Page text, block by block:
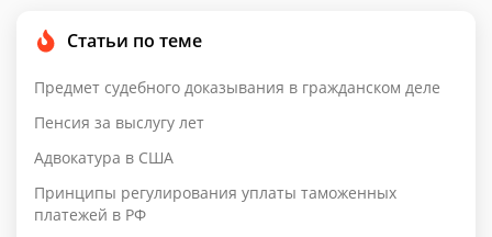
Статьи по теме
Предмет судебного доказывания в гражданском деле
Пенсия за выслугу лет
Адвокатура в США
Принципы регулирования уплаты таможенных
платежей в РФ